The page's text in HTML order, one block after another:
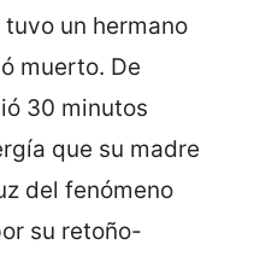
un hermano
muerto. De
30 minutos
que su madre
del fenómeno
su retoño-